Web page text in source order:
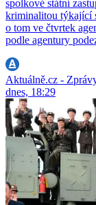
spolkové státní
kriminalitou týkající
o tom ve čtvrtek
podle agentury
Aktuálně.cz -
dnes, 18:29